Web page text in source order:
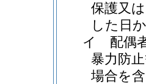
保護又
した日
イ
配偶
暴力防
場合を